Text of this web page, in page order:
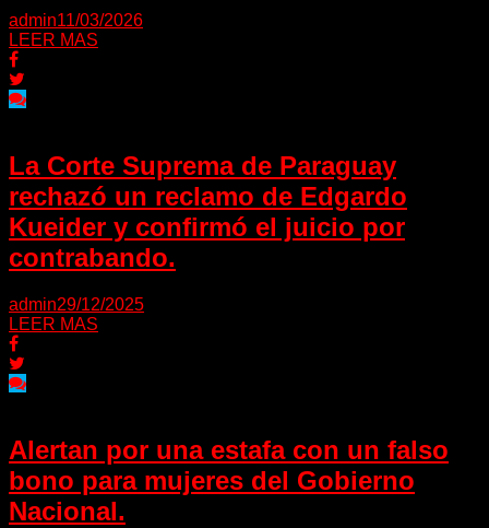
admin11/03/2026
LEER MAS
La Corte Suprema de Paraguay
rechazó un reclamo de Edgardo
Kueider y confirmó el juicio por
contrabando.
admin29/12/2025
LEER MAS
Alertan por una estafa con un falso
bono para mujeres del Gobierno
Nacional.